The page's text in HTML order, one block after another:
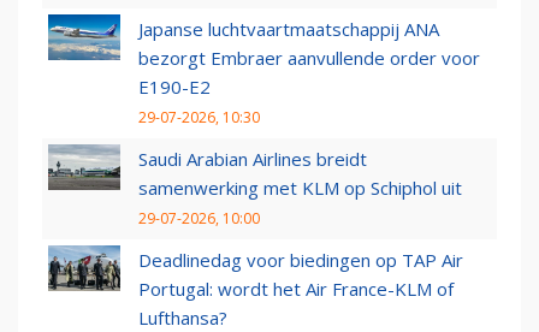
Japanse luchtvaartmaatschappij ANA
bezorgt Embraer aanvullende order voor
E190-E2
29-07-2026, 10:30
Saudi Arabian Airlines breidt
samenwerking met KLM op Schiphol uit
29-07-2026, 10:00
Deadlinedag voor biedingen op TAP Air
Portugal: wordt het Air France-KLM of
Lufthansa?